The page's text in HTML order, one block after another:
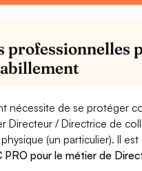
professionnelles
nécessite de se protéger
Directeur / Directrice de
(un particulier). Il
PRO pour le métier de